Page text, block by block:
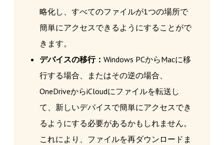
略化し、すべてのファイルが1つの場所で
簡単にアクセスできるようにすることがで
きます。
デバイスの移行： Windows PCからMacに移
行する場合、またはその逆の場合、
OneDriveからiCloudにファイルを転送し
て、新しいデバイスで簡単にアクセスでき
るようにする必要があるかもしれません。
これにより、ファイルを再ダウンロードま